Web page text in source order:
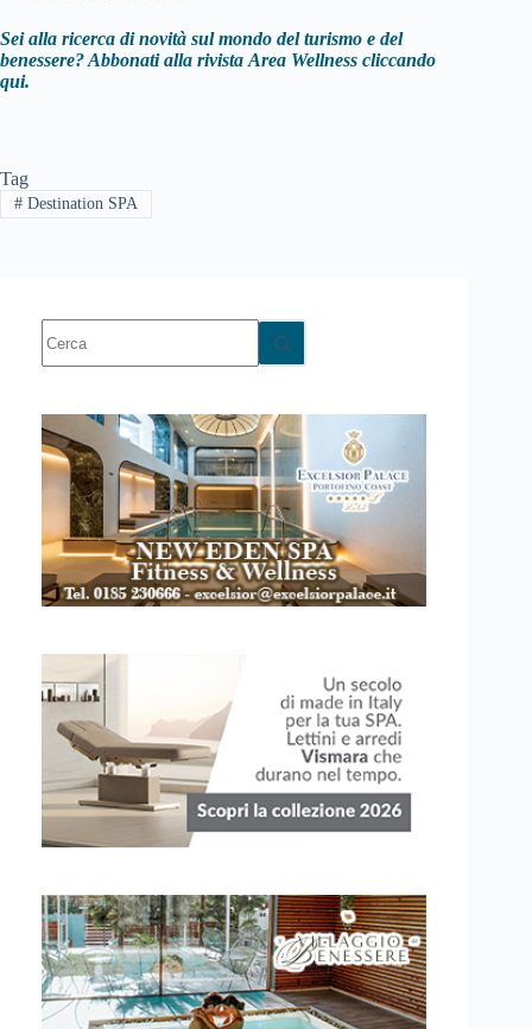
Sei alla ricerca di novità sul mondo del turismo e del
benessere? Abbonati alla rivista Area Wellness cliccando
qui.
Tag
#Destination SPA
risultato